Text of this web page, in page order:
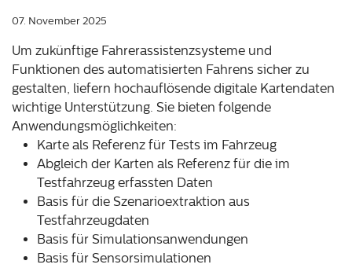
07. November 2025
Um zukünftige Fahrerassistenzsysteme und
Funktionen des automatisierten Fahrens sicher zu
gestalten, liefern hochauflösende digitale Kartendaten
wichtige Unterstützung. Sie bieten folgende
Anwendungsmöglichkeiten:
Karte als Referenz für Tests im Fahrzeug
Abgleich der Karten als Referenz für die im
Testfahrzeug erfassten Daten
Basis für die Szenarioextraktion aus
Testfahrzeugdaten
Basis für Simulationsanwendungen
Basis für Sensorsimulationen